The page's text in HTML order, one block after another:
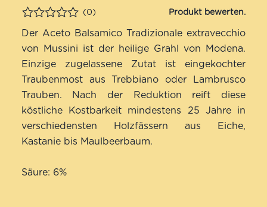
Bewertet
(0)
Der Aceto Balsamico Tradizionale extravecchio
von Mussini ist der heilige Grahl von Modena.
Einzige zugelassene Zutat ist eingekochter
Traubenmost aus Trebbiano oder Lambrusco
Trauben. Nach der Reduktion reift diese
köstliche Kostbarkeit mindestens 25 Jahre in
verschiedensten Holzfässern aus Eiche,
Kastanie bis Maulbeerbaum.
Säure: 6%